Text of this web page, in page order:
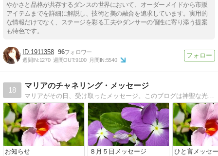
やかさと品格が共存するダンスの世界において、オーダーメイドから市販
アイテムまでを詳細に解説し、技術と美の融合を追求しています。実用的
な情報だけでなく、ステージを彩る工夫やダンサーの個性に寄り添う提案
も特色です。
1911358 96
週間IN:1270 週間OUT:9100 月間IN:5540
18
マリアのチャネリング・メッセージ
マリアがその日、受け取ったメッセージ。このブログは神聖な光のエネルギーとリンクしています。ぜひ受け取ってみてください。
お知らせ ８月５日メッセージ ひと言メッセ